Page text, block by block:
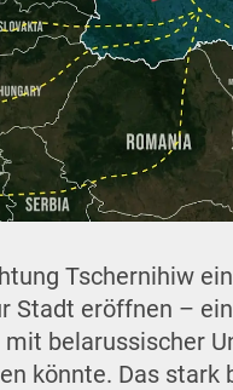
Tschernihiw
eröffnen –
belarussischer
könnte. Das stark